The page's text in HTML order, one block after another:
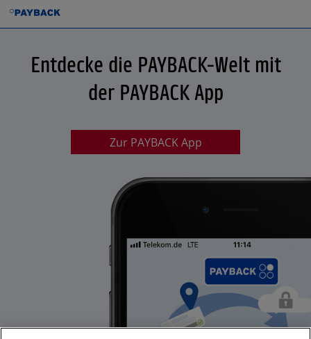
Entdecke die PAYBACK-Welt mit
der PAYBACK App
Zur PAYBACK App